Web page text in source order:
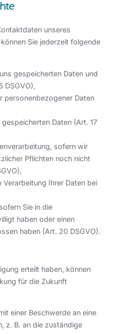
unseres
Sie jederzeit folgende
gespeicherten Daten und
DSGVO),
personenbezogener Daten
Daten (Art. 17
sofern wir
Pflichten noch nicht
Ihrer Daten bei
Sie in die
haben oder einen
haben (Art. 20 DSGVO).
erteilt haben, können
für die Zukunft
einer Beschwerde an eine
z. B. an die zuständige